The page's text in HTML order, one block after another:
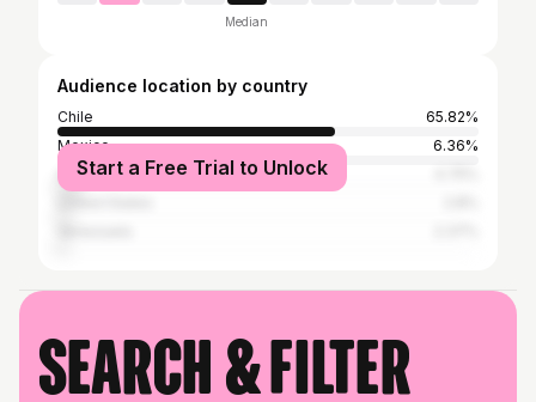
Median
Audience location by country
Chile
65.82%
Mexico
6.36%
Argentina
Start a Free Trial to Unlock
Search & filter